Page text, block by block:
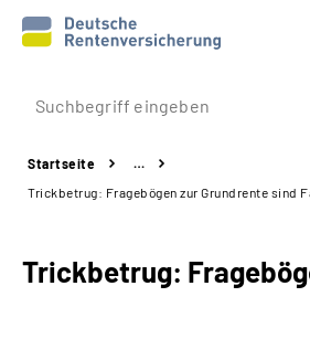
Prävention
Reha
Startseite
…
Trickbetrug: Fragebögen zur Grundrente sind
Trickbetrug: